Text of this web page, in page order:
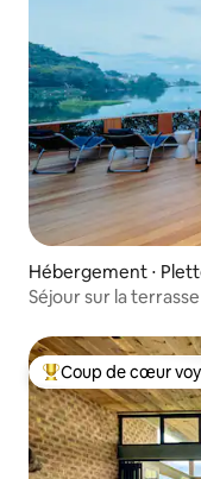
Hébergement ⋅
Séjour sur la
Coups de cœur
Coup de cœur